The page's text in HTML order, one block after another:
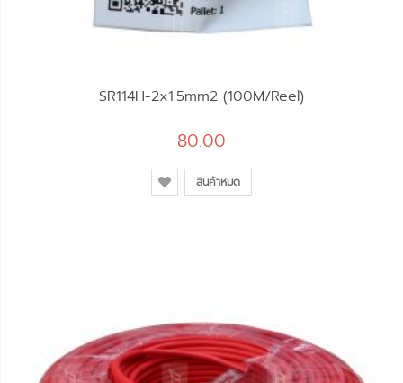
SR114H-2x1.5mm2 (100M/Reel)
80.00
สินค้าหมด